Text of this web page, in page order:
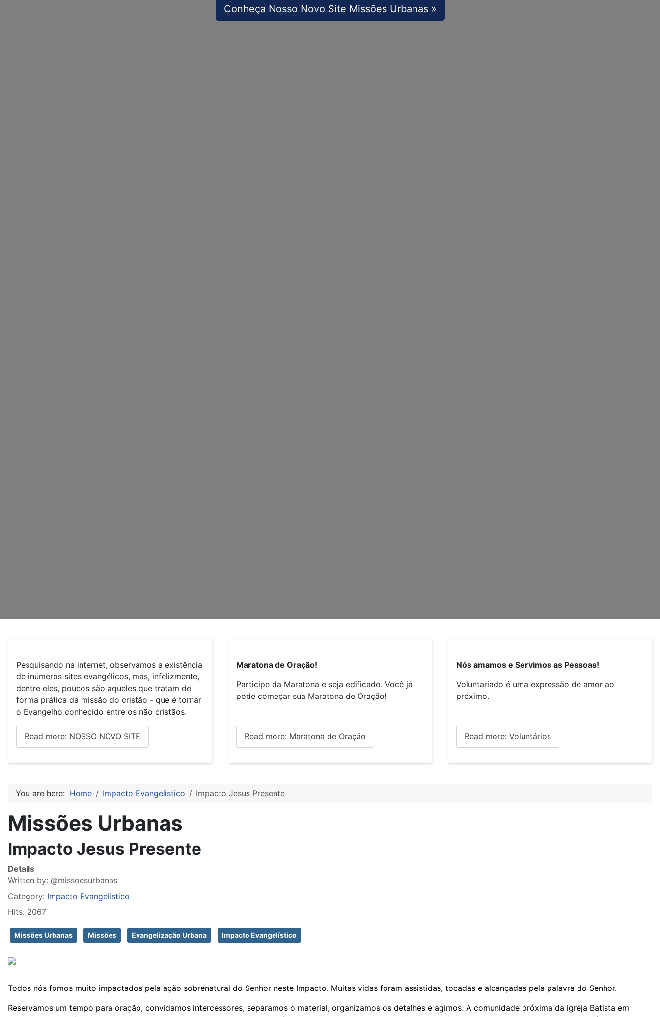
Conheça Nosso Novo Site Missões Urbanas »
Pesquisando na internet, observamos a existência
de inúmeros sites evangélicos, mas, infelizmente,
dentre eles, poucos são aqueles que tratam de
forma prática da missão do cristão - que é tornar
o Evangelho conhecido entre os não cristãos.
Read more: NOSSO NOVO SITE
Maratona de Oração!
Participe da Maratona e seja edificado. Você já
pode começar sua Maratona de Oração!
Read more: Maratona de Oração
Nós amamos e Servimos as Pessoas!
Voluntariado é uma expressão de amor ao
próximo.
Read more: Voluntários
You are here: Home Impacto Evangelistico Impacto Jesus Presente
Missões Urbanas
Impacto Jesus Presente
Details
Written by: @missoesurbanas
Category: Impacto Evangelistico
Hits: 2067
Missões Urbanas Missões Evangelização Urbana Impacto Evangelístico
Todos nós fomos muito impactados pela ação sobrenatural do Senhor neste Impacto. Muitas vidas foram assistidas, tocadas e alcançadas pela palavra do Senhor.
Reservamos um tempo para oração, convidamos intercessores, separamos o material, organizamos os detalhes e agimos. A comunidade próxima da igreja Batista em